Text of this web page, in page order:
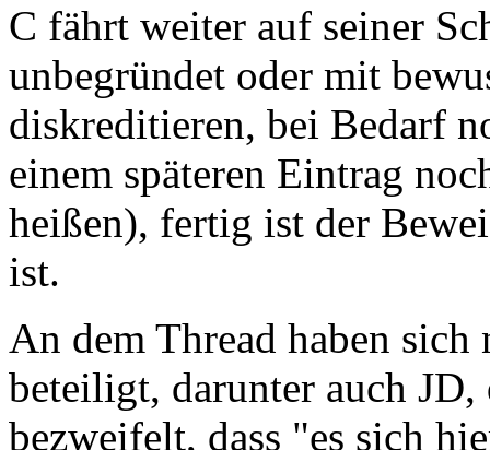
C fährt weiter auf seiner
unbegründet oder mit
diskreditieren, bei Bedarf
einem späteren Eintrag
heißen), fertig ist der
ist.
An dem Thread haben
beteiligt, darunter auch
bezweifelt, dass "es sich